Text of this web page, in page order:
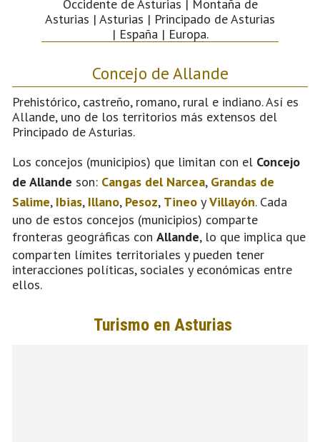
Occidente de Asturias | Montaña de
Asturias | Asturias | Principado de Asturias
| España | Europa.
Concejo de Allande
Prehistórico, castreño, romano, rural e indiano. Así es
Allande, uno de los territorios más extensos del
Principado de Asturias.
Los concejos (municipios) que limitan con el Concejo
de Allande son: Cangas del Narcea, Grandas de
Salime, Ibias, Illano, Pesoz, Tineo yVillayón. Cada
uno de estos concejos (municipios) comparte
fronteras geográficas con Allande, lo que implica que
comparten límites territoriales y pueden tener
interacciones políticas, sociales y económicas entre
ellos.